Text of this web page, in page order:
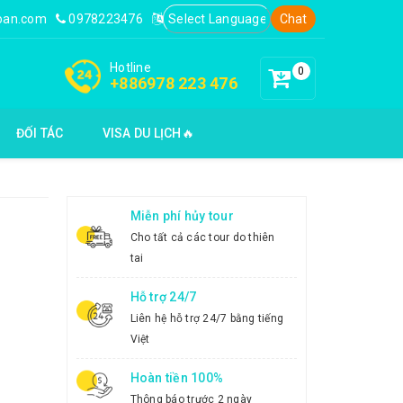
0978223476 Chat
0
Hotline
+886978 223 476
ĐỐI TÁC VISA DU LỊCH🔥
Miễn phí hủy tour
Cho tất cả các tour do thiên
tai
Hỗ trợ 24/7
Liên hệ hỗ trợ 24/7 bằng tiếng
Việt
Hoàn tiền 100%
Thông báo trước 2 ngày